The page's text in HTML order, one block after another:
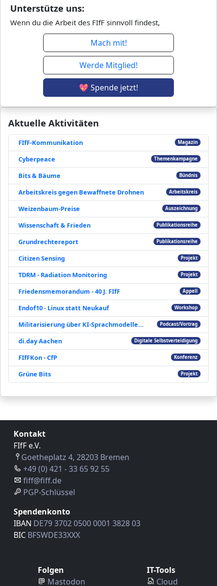
Aktuelle Aktivitäten
FIfF-Kommunikation Magazin
Cyberpeace Themenkampagne
Bits & Bäume Bündnis
Arbeitskreis gegen Bewaffnete Drohnen Arbeitskreis
Weizenbaum-Preise Auszeichnung
Wissenschaft & Frieden Publikationsreihe
Grundrechtereport Publikationsreihe
Citizen Sensing Projekt
TDRM - Radiation Monitoring Projekt
Friedensmemorandum - 40 J. FIfF Appell
Endof10 - Linux statt Neukauf Workshop
Militarisierung über KI-Sprachmodelle... Podcast/Vortrag
di.day Aachen Digitale Selbstverteidigung
FIfFKon - CfP Konferenz
Grüne Bits Projekt
Unterstütze uns:
Wenn du die Arbeit des FIfF sinnvoll findest,
Mach mit!
Werde Mitglied!
💖 Spende jetzt!
Kontakt
FIfF e.V.
Goetheplatz 4, 28203 Bremen
+49 (0) 421 - 33 65 92 55
fiff@fiff.de
PGP-Schlüssel
Spendenkonto
IBAN DE79 3702 0500 0001 3828 03
BIC BFSWDE33XXX
Folgen
Mastodon
IT-Tools
Cloud